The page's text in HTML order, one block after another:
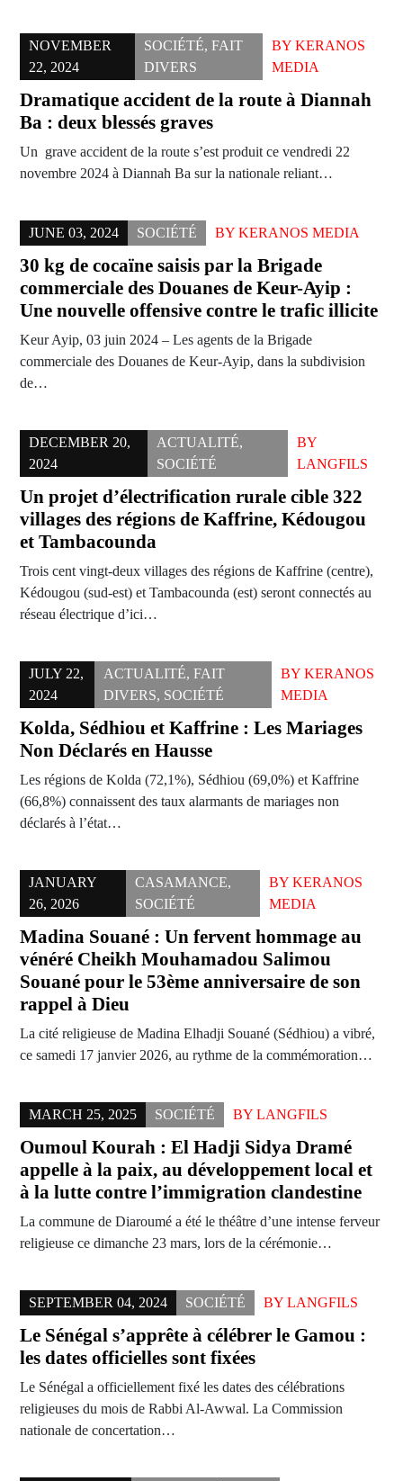
NOVEMBER
22, 2024
SOCIÉTÉ, FAIT
DIVERS
BYKERANOS
MEDIA
Dramatique accident de la route à Diannah
Ba : deux blessés graves
Un grave accident de la route s’est produit ce vendredi 22
novembre 2024 à Diannah Ba sur la nationale reliant…
JUNE 03, 2024 SOCIÉTÉ BY KERANOS MEDIA
30 kg de cocaïne saisis par la Brigade
commerciale des Douanes de Keur-Ayip :
Une nouvelle offensive contre le trafic illicite
Keur Ayip, 03 juin 2024 – Les agents de la Brigade
commerciale des Douanes de Keur-Ayip, dans la subdivision
de…
DECEMBER 20,
2024
ACTUALITÉ,
SOCIÉTÉ
BY
LANGFILS
Un projet d’électrification rurale cible 322
villages des régions de Kaffrine, Kédougou
et Tambacounda
Trois cent vingt-deux villages des régions de Kaffrine (centre),
Kédougou (sud-est) et Tambacounda (est) seront connectés au
réseau électrique d’ici…
JULY 22,
2024
ACTUALITÉ, FAIT
DIVERS, SOCIÉTÉ
BY KERANOS
MEDIA
Kolda, Sédhiou et Kaffrine : Les Mariages
Non Déclarés en Hausse
Les régions de Kolda (72,1%), Sédhiou (69,0%) et Kaffrine
(66,8%) connaissent des taux alarmants de mariages non
déclarés à l’état…
JANUARY
26, 2026
CASAMANCE,
SOCIÉTÉ
BYKERANOS
MEDIA
Madina Souané : Un fervent hommage au
vénéré Cheikh Mouhamadou Salimou
Souané pour le 53ème anniversaire de son
rappel à Dieu
La cité religieuse de Madina Elhadji Souané (Sédhiou) a vibré,
ce samedi 17 janvier 2026, au rythme de la commémoration…
MARCH 25, 2025 SOCIÉTÉ BY LANGFILS
Oumoul Kourah : El Hadji Sidya Dramé
appelle à la paix, au développement local et
à la lutte contre l’immigration clandestine
La commune de Diaroumé a été le théâtre d’une intense ferveur
religieuse ce dimanche 23 mars, lors de la cérémonie…
SEPTEMBER 04, 2024 SOCIÉTÉ BY LANGFILS
Le Sénégal s’apprête à célébrer le Gamou :
les dates officielles sont fixées
Le Sénégal a officiellement fixé les dates des célébrations
religieuses du mois de Rabbi Al-Awwal. La Commission
nationale de concertation…